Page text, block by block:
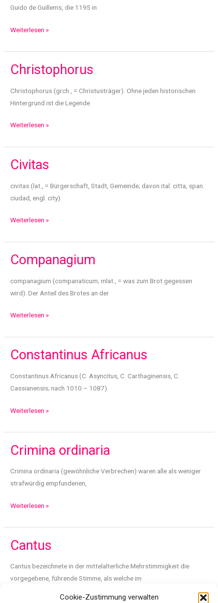
Cookie-Zustimmung verwalten
Guido de Guillems, die 1195 in
Chorherren
Hl
Weiterlesen »
Christophorus
Christophorus (grch., = Christusträger). Ohne jeden historischen
Hintergrund ist die Legende
Christophorus
Weiterlesen »
Civitas
civitas (lat., = Bürgerschaft, Stadt, Gemeinde; davon ital. citta, span.
ciudad, engl. city).
Civitas
Weiterlesen »
Companagium
companagium (companaticum; mlat., = was zum Brot gegessen
wird). Der Anteil des Brotes an der
Companagium
Weiterlesen »
Constantinus Africanus
Constantinus Africanus (C. Asyncitus, C. Carthaginensis, C.
Cassianensis; nach 1010 – 1087).
Constantinus
Weiterlesen »
Crimina ordinaria
Crimina ordinaria (gewöhnliche Verbrechen) waren alle als weniger
strafwürdig empfundenen,
Crimina
Weiterlesen »
Cantus
Cantus bezeichnete in der mittelalterliche Mehrstimmigkeit die
vorgegebene, führende Stimme, als welche im